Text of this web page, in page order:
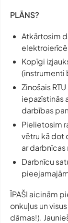
PLĀNS?
Atkārtosim
Kopīgi
(instrumenti
Zinošais
iepazīstinās
darbības
Pielietosim
vētru kā dot
ar darbnīcas
Darbnīcu
ĪPAŠI aicinām
onkuļus un
dāmas!).